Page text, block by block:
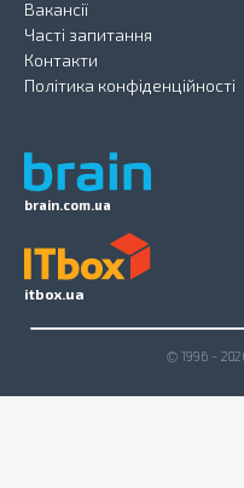
brain.com.ua
Вакансії
Часті запитання
Контакти
Політика конфіденційності
itbox.ua
© 1996 -